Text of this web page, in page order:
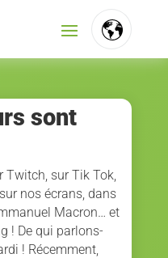
sont
Twitch, sur Tik Tok,
nos écrans, dans
Macron… et
! De qui parlons-
! Récemment,